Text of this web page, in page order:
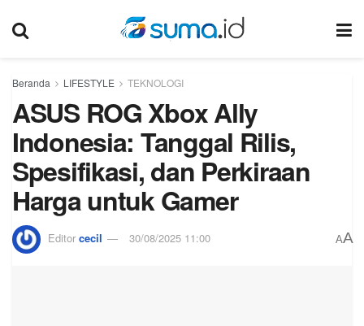
Beranda LIFESTYLE TEKNOLOGI
ASUS ROG Xbox Ally
Indonesia: Tanggal Rilis,
Spesifikasi, dan Perkiraan
Harga untuk Gamer
Editor cecil 30/08/2025 11:00 AA